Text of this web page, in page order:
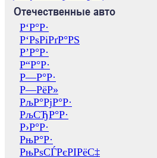
Отечественные авто
Р‘Р°Р·
Р‘РѕРіРґР°РЅ
Р’Р°Р·
Р“Р°Р·
Р—Р°Р·
Р—РёР»
РљР°РјР°Р·
РљСЂР°Р·
Р›Р°Р·
РњР°Р·
РњРѕСЃРєРІРёС‡